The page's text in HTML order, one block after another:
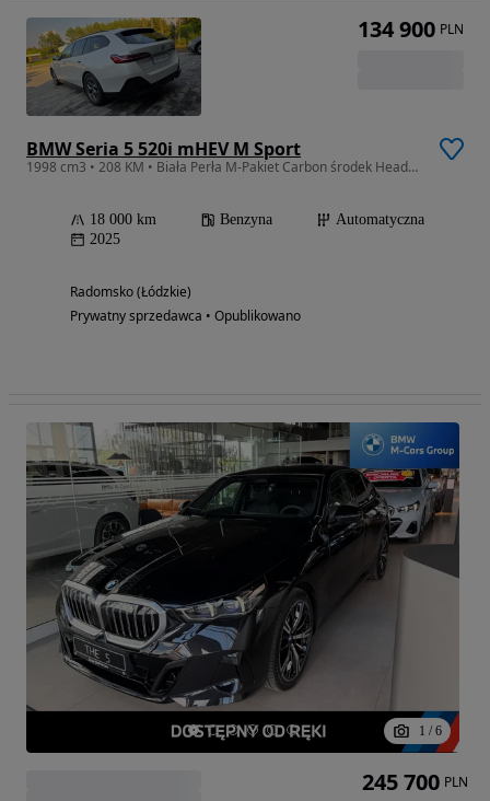
BMW Seria 5 520i mHEV M Sport
1998 cm3 • 208 KM • Biała Perła M-Pakiet Carbon środek Headup
18 000 km Benzyna
Automatyczna
2025
Radomsko (Łódzkie)
Prywatny sprzedawca • Opublikowano
134 900 PLN
1 / 6
245 700 PLN